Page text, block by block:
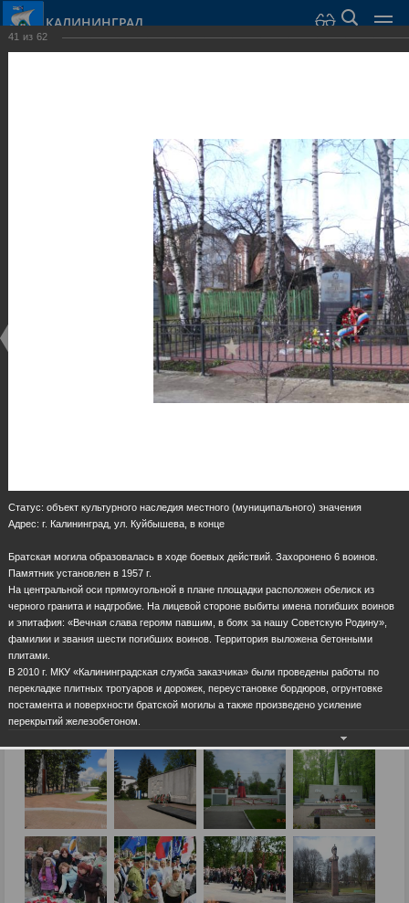
КАЛИНИНГРАД
Скульптуры и мемориалы
41 из 62
Статус: объект культурного наследия местного (муниципального) значения
Адрес: г. Калининград, ул. Куйбышева, в конце
Братская могила образовалась в ходе боевых действий. Захоронено 6 воинов.
Памятник установлен в 1957 г.
На центральной оси прямоугольной в плане площадки расположен обелиск из
черного гранита и надгробие. На лицевой стороне выбиты имена погибших воинов
и эпитафия: «Вечная слава героям павшим, в боях за нашу Советскую Родину»,
фамилии и звания шести погибших воинов. Территория выложена бетонными
плитами.
В 2010 г. МКУ «Калининградская служба заказчика» были проведены работы по
перекладке плитных тротуаров и дорожек, переустановке бордюров, огрунтовке
постамента и поверхности братской могилы а также произведено усиление
перекрытий железобетоном.